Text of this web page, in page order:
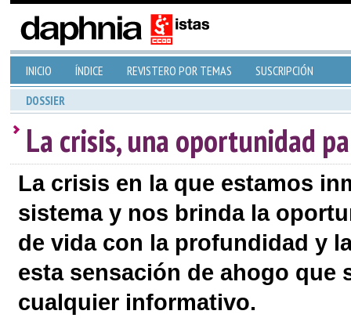
INICIO ÍNDICE REVISTERO POR TEMAS SUSCRIPCIÓN
DOSSIER
La crisis, una oportunidad
La crisis en la que estamos
sistema y nos brinda la
de vida con la profundidad y
esta sensación de ahogo que
cualquier informativo.